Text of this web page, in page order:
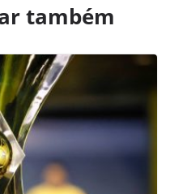
também